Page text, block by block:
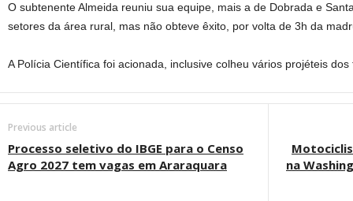
O subtenente Almeida reuniu sua equipe, mais a de Dobrada e
setores da área rural, mas não obteve êxito, por volta de 3h da
A Polícia Científica foi acionada, inclusive colheu vários projéteis
Previous article
Processo seletivo do IBGE para o Censo
Agro 2027 tem vagas em Araraquara
na